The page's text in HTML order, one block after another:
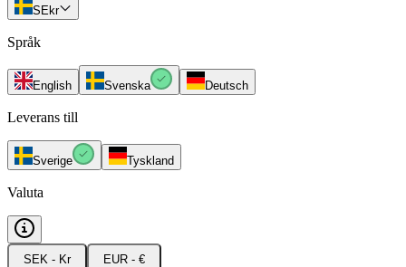
SEkr
Språk
English Svenska Deutsch
Leverans till
Sverige Tyskland
Valuta
SEK - Kr EUR - €